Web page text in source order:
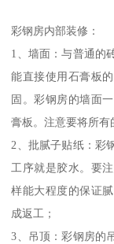
彩钢房内部装修：
1、墙面：与普通的
能直接使用石膏板
固。彩钢房的墙面
膏板。注意要将所有
2、批腻子贴纸：彩
工序就是胶水。要
样能大程度的保证
成返工；
3、吊顶：彩钢房的